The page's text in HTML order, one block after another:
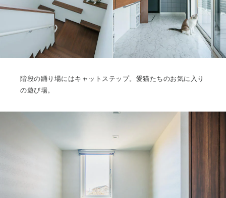
階段の踊り場にはキャットステップ。愛猫たちのお気に入り
の遊び場。